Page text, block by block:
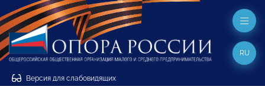
Версия для слабовидящих
RU